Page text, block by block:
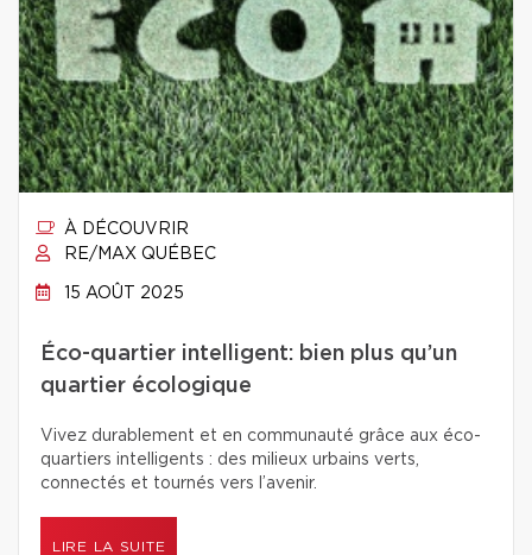
À DÉCOUVRIR
RE/MAX QUÉBEC
15 AOÛT 2025
Éco-quartier intelligent: bien plus qu’un
quartier écologique
Vivez durablement et en communauté grâce aux éco-
quartiers intelligents : des milieux urbains verts,
connectés et tournés vers l’avenir.
LIRE LA SUITE